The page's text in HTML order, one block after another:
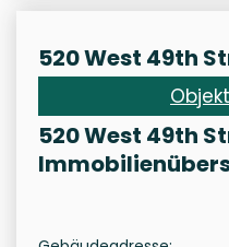
520 West 49th
520 West 49th